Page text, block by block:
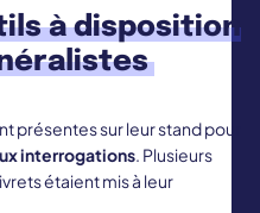
à disposition
présentes sur leur stand pour
interrogations. Plusieurs
étaient mis à leur